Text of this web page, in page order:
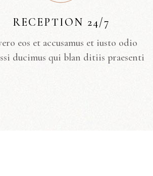
RECEPTION 24/7
eos et accusamus et iusto odio
ducimus qui blan ditiis praesenti